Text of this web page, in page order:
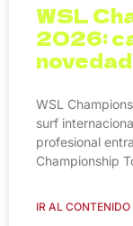
WSL
2026:
WSL
surf
profesional
Championship
IR AL CONTENIDO